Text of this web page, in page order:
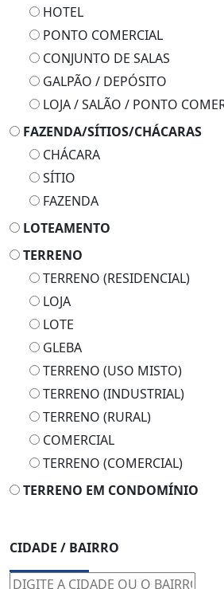
HOTEL
PONTO COMERCIAL
CONJUNTO DE SALAS
GALPÃO / DEPÓSITO
LOJA / SALÃO / PONTO
FAZENDA/SÍTIOS/CHÁCARAS
CHÁCARA
SÍTIO
FAZENDA
LOTEAMENTO
TERRENO
TERRENO (RESIDENCIAL)
LOJA
LOTE
GLEBA
TERRENO (USO MISTO)
TERRENO (INDUSTRIAL)
TERRENO (RURAL)
COMERCIAL
TERRENO (COMERCIAL)
TERRENO EM CONDOMÍNIO
CIDADE / BAIRRO